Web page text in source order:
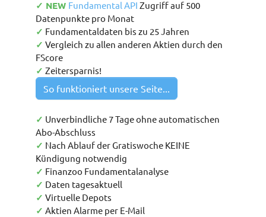
✓ NEW Fundamental API Zugriff auf 500
Datenpunkte pro Monat
✓ Fundamentaldaten bis zu 25 Jahren
✓ Vergleich zu allen anderen Aktien durch den
FScore
✓ Zeitersparnis!
So funktioniert unsere Seite...
✓ Unverbindliche 7 Tage ohne automatischen
Abo-Abschluss
✓ Nach Ablauf der Gratiswoche KEINE
Kündigung notwendig
✓ Finanzoo Fundamentalanalyse
✓ Daten tagesaktuell
✓ Virtuelle Depots
✓ Aktien Alarme per E-Mail